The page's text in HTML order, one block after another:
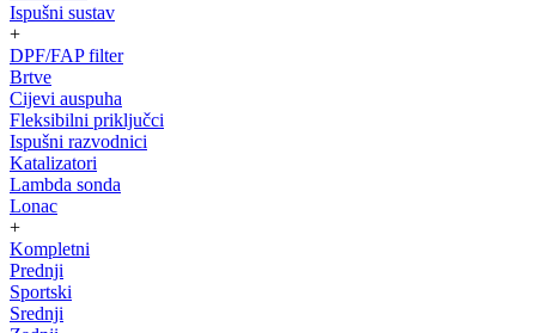
Ispušni sustav
+
DPF/FAP filter
Brtve
Cijevi auspuha
Fleksibilni priključci
Ispušni razvodnici
Katalizatori
Lambda sonda
Lonac
+
Kompletni
Prednji
Sportski
Srednji